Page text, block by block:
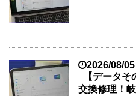
2026/08/05
【データ
交換修理！